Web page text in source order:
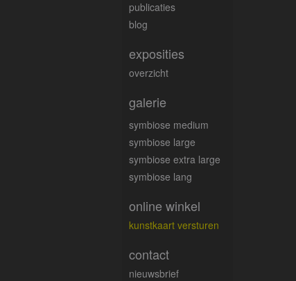
publicaties
blog
exposities
overzicht
galerie
symbiose medium
symbiose large
symbiose extra large
symbiose lang
online winkel
kunstkaart versturen
contact
nieuwsbrief